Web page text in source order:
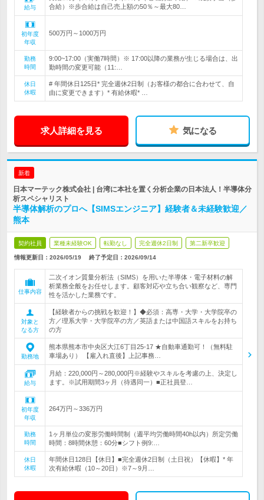
給与
合給）※歩合給は自己売上額の50％～最大80…
初年度
年収
500万円～1000万円
勤務
時間
9:00~17:00（実働7時間）※ 17:00以降の業務が生じる場合は、出
勤時間の変更可能（11:…
休日
休暇
# 年間休日125日* 完全週休2日制（お客様の都合に合わせて、自
由に変更できます）* 有給休暇* …
求人詳細を見る 気になる
新着
日本マーテック株式会社 | 台湾に本社を置く分析企業の日本法人！半導体分
析スペシャリスト
半導体解析のプロへ【SIMSエンジニア】経験者＆未経験歓迎／
熊本
契約社員 業種未経験OK 転勤なし 完全週休2日制 第二新卒歓迎
情報更新日：2026/05/19 終了予定日： 2026/09/14
仕事内容
二次イオン質量分析法（SIMS）を用いた半導体・電子材料の解
析業務全般をお任せします。顧客対応や立ち合い観察など、専門
性を活かした業務です。
対象と
なる方
【経験者からの挑戦を歓迎！】◆必須：高専・大学・大学院卒の
方／理系大学・大学院卒の方／英語または中国語スキルをお持ち
の方
勤務地
熊本県熊本市中央区大江6丁目25-17 ★自動車通勤可！（無料駐
車場あり） 【雇入れ直後】上記事務…
給与
月給：220,000円～280,000円※経験やスキルを考慮の上、決定し
ます。※試用期間3ヶ月（待遇同一）■正社員登…
初年度
年収
264万円～336万円
勤務
時間
1ヶ月単位の変形労働時間制（週平均労働時間40h以内）所定労働
時間：8時間休憩：60分■シフト例9:…
休日
休暇
年間休日128日【休日】■完全週休2日制（土日祝）【休暇】* 年
次有給休暇（10～20日）※7～9月…